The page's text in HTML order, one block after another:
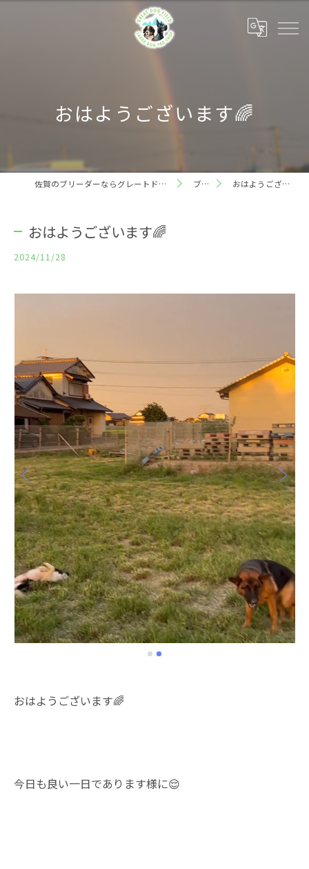
おはようございます🌈
佐賀のブリーダーならグレートドッグフィールド ブログ おはようございます🌈
おはようございます🌈
2024/11/28
おはようございます🌈
今日も良い一日であります様に😌